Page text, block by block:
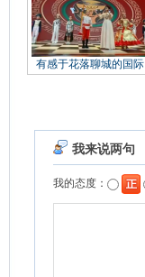
有感于花落聊城的国际